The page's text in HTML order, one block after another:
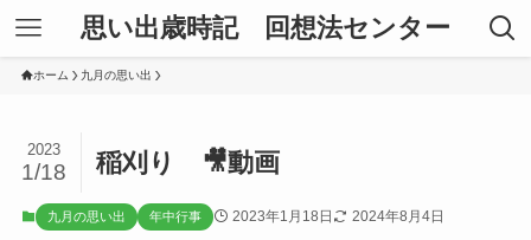
思い出歳時記 回想法センター
ホーム 九月の思い出
稲刈り 🎥動画
2023
1/18
九月の思い出 年中行事 2023年1月18日 2024年8月4日